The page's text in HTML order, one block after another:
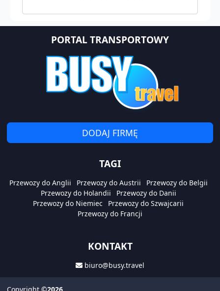
PORTAL TRANSPORTOWY
DODAJ FIRMĘ
TAGI
Przewozy do Anglii Przewozy do Austrii
Przewozy do Belgii
Przewozy do Holandii
Przewozy do Danii
Przewozy do Niemiec
Przewozy do Szwajcarii
Przewozy do Francji
KONTAKT
biuro@busy.travel